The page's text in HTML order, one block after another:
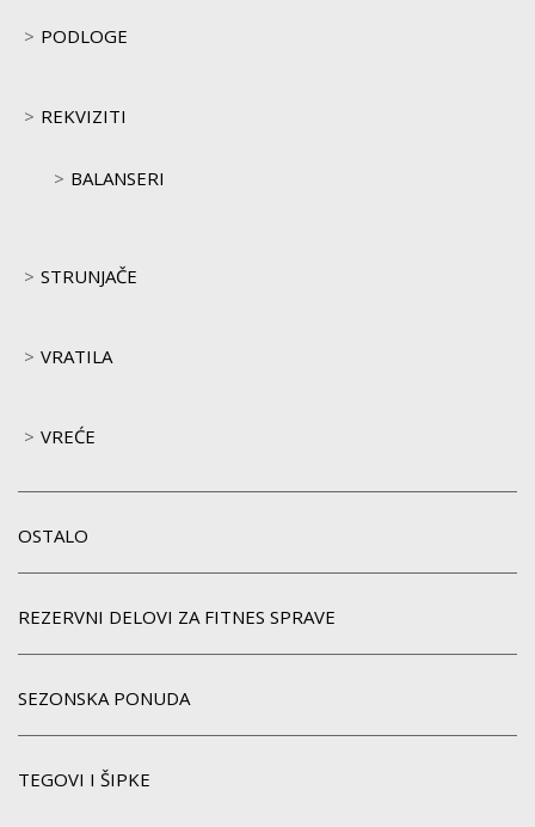
PODLOGE
REKVIZITI
BALANSERI
STRUNJAČE
VRATILA
VREĆE
OSTALO
REZERVNI DELOVI ZA FITNES SPRAVE
SEZONSKA PONUDA
TEGOVI I ŠIPKE